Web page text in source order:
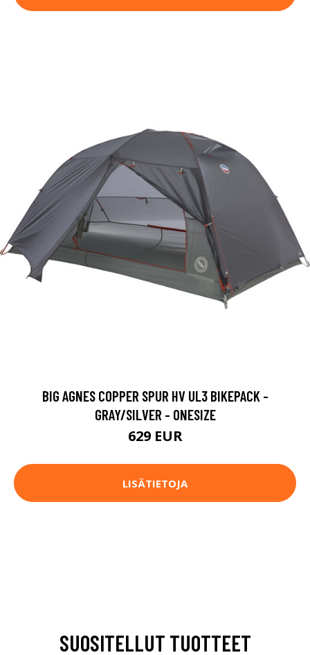
BIG AGNES COPPER SPUR HV UL3 BIKEPACK -
GRAY/SILVER - ONESIZE
629 EUR
LISÄTIETOJA
SUOSITELLUT TUOTTEET